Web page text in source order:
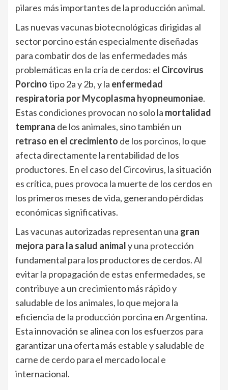
pilares más importantes de la producción animal.
Las nuevas vacunas biotecnológicas dirigidas al
sector porcino están especialmente diseñadas
para combatir dos de las enfermedades más
problemáticas en la cría de cerdos: el Circovirus
Porcinotipo 2a y 2b, y la enfermedad
respiratoria por Mycoplasma hyopneumoniae.
Estas condiciones provocan no solo la mortalidad
temprana de los animales, sino también un
retraso en el crecimiento de los porcinos, lo que
afecta directamente la rentabilidad de los
productores. En el caso del Circovirus, la situación
es crítica, pues provoca la muerte de los cerdos en
los primeros meses de vida, generando pérdidas
económicas significativas.
Las vacunas autorizadas representan una gran
mejora para la salud animaly una protección
fundamental para los productores de cerdos. Al
evitar la propagación de estas enfermedades, se
contribuye a un crecimiento más rápido y
saludable de los animales, lo que mejora la
eficiencia de la producción porcina en Argentina.
Esta innovación se alinea con los esfuerzos para
garantizar una oferta más estable y saludable de
carne de cerdo para el mercado local e
internacional.